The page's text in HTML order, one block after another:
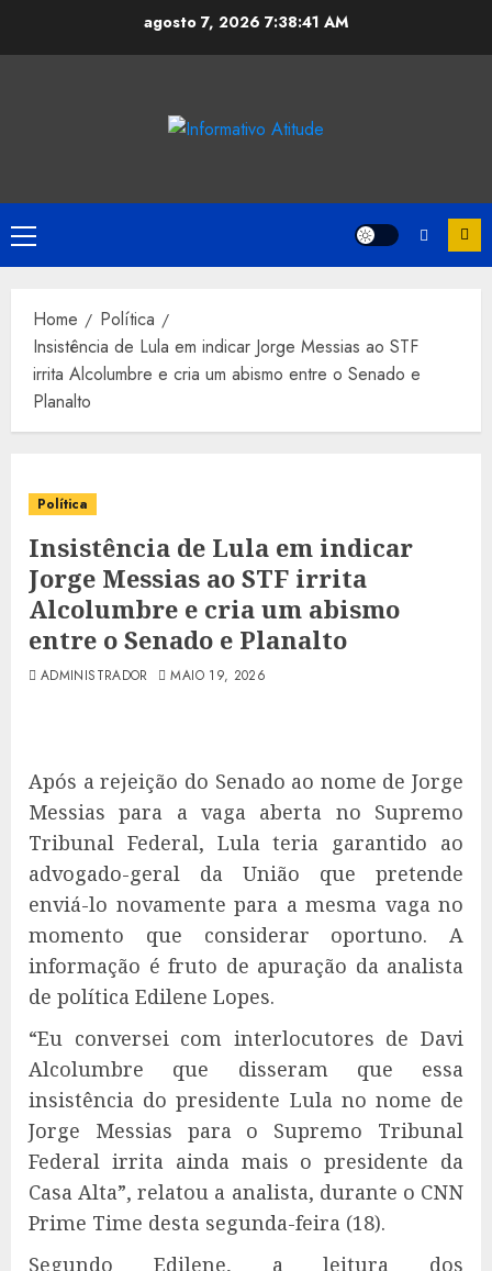
agosto 7, 2026 7:38:41 AM
Primary
Menu
Home
Política
Insistência de Lula em indicar Jorge Messias ao STF
irrita Alcolumbre e cria um abismo entre o Senado e
Planalto
Política
Insistência de Lula em indicar
Jorge Messias ao STF irrita
Alcolumbre e cria um abismo
entre o Senado e Planalto
ADMINISTRADOR MAIO 19, 2026
Após a rejeição do Senado ao nome de Jorge
Messias para a vaga aberta no Supremo
Tribunal Federal, Lula teria garantido ao
advogado-geral da União que pretende
enviá-lo novamente para a mesma vaga no
momento que considerar oportuno. A
informação é fruto de apuração da analista
de política Edilene Lopes.
“Eu conversei com interlocutores de Davi
Alcolumbre que disseram que essa
insistência do presidente Lula no nome de
Jorge Messias para o Supremo Tribunal
Federal irrita ainda mais o presidente da
Casa Alta”, relatou a analista, durante o CNN
Prime Time desta segunda-feira (18).
Segundo Edilene, a leitura dos